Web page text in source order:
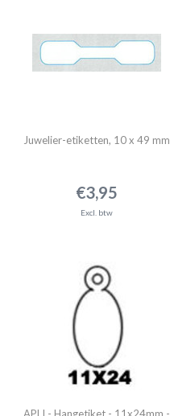
Juwelier-etiketten, 10 x 49 mm
€3,95
Excl. btw